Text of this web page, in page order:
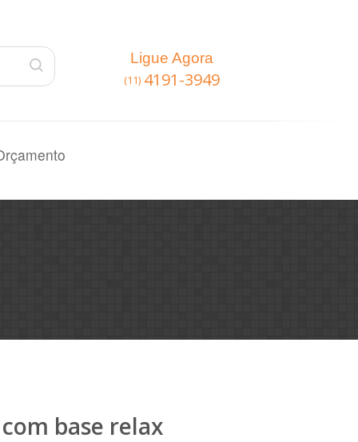
Ligue Agora
(11) 4191-3949
base relax